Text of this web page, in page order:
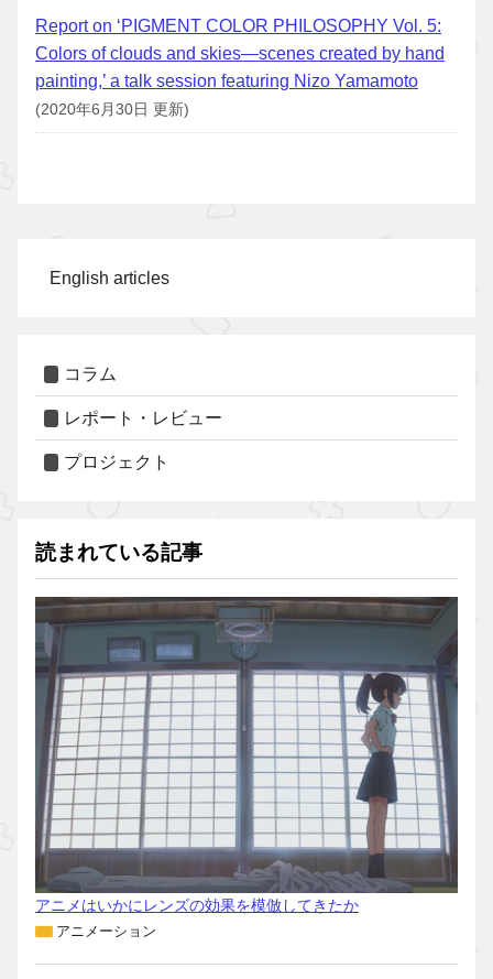
Report on ‘PIGMENT COLOR PHILOSOPHY Vol. 5:
Colors of clouds and skies—scenes created by hand
painting,’ a talk session featuring Nizo Yamamoto
(2020年6月30日 更新)
English articles
コラム
レポート・レビュー
プロジェクト
読まれている記事
アニメはいかにレンズの効果を模倣してきたか
アニメーション